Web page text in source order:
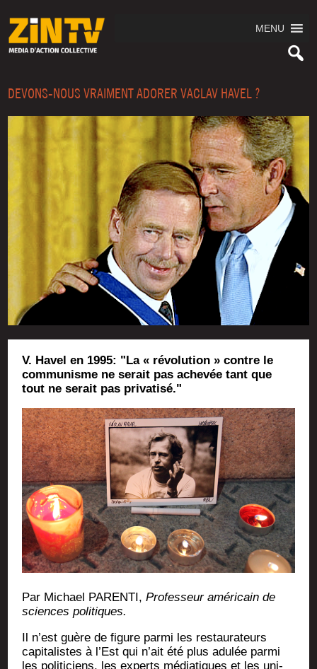
MENU
DEVONS-NOUS VRAIMENT ADORER VACLAV HAVEL ?
V. Havel en 1995: "La « révolution » contre le
communisme ne serait pas achevée tant que
tout ne serait pas privatisé."
Par Michael PARENTI,Pro­fes­seur amé­ri­cain de
sciences politiques.
Il n’est guère de figure par­mi les res­tau­ra­teurs
capi­ta­listes à l’Est qui n’ait été plus adu­lée par­mi
les poli­ti­ciens, les experts média­tiques et les uni­